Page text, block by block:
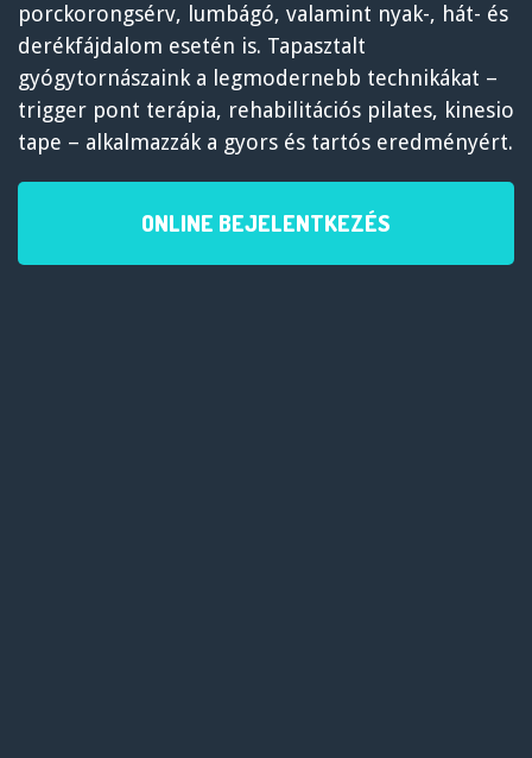
porckorongsérv, lumbágó, valamint nyak-, hát- és
derékfájdalom esetén is. Tapasztalt
gyógytornászaink a legmodernebb technikákat –
trigger pont terápia, rehabilitációs pilates, kinesio
tape – alkalmazzák a gyors és tartós eredményért.
ONLINE BEJELENTKEZÉS